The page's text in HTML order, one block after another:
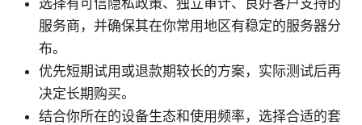
服务商，并确保其在你常用地区有稳定的服务器分
布。
优先短期试用或退款期较长的方案，实际测试后再
决定长期购买。
结合你所在的设备生态和使用频率，选择合适的套